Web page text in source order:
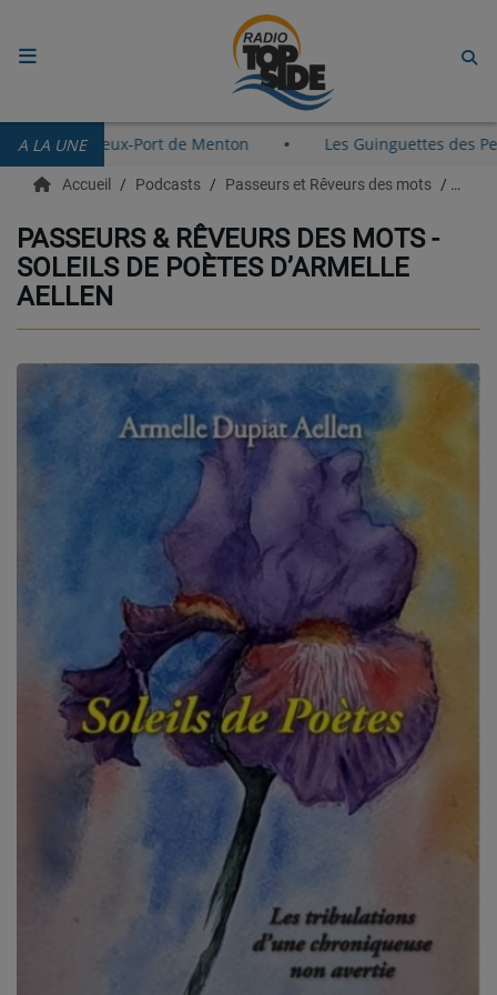
A LA UNE
le 8 août au Vieux-Port de Menton Les Guinguettes
RADIO
ECOUTER
RECHERCHE DE TITRES
EMISSIONS
Team Building Radio
CÔTE D'AZUR
EVÉNEMENTS
CIRCULATION EN TEMPS RÉEL
Accueil Podcasts Passeurs et Rêveurs des mots
PASSEURS & RÊVEURS DES MOTS -
SOLEILS DE POÈTES D’ARMELLE
AELLEN